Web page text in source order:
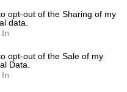
opt-out of the Sharing of my
data.
opt-out of the Sale of my
Data.
bus A/R)